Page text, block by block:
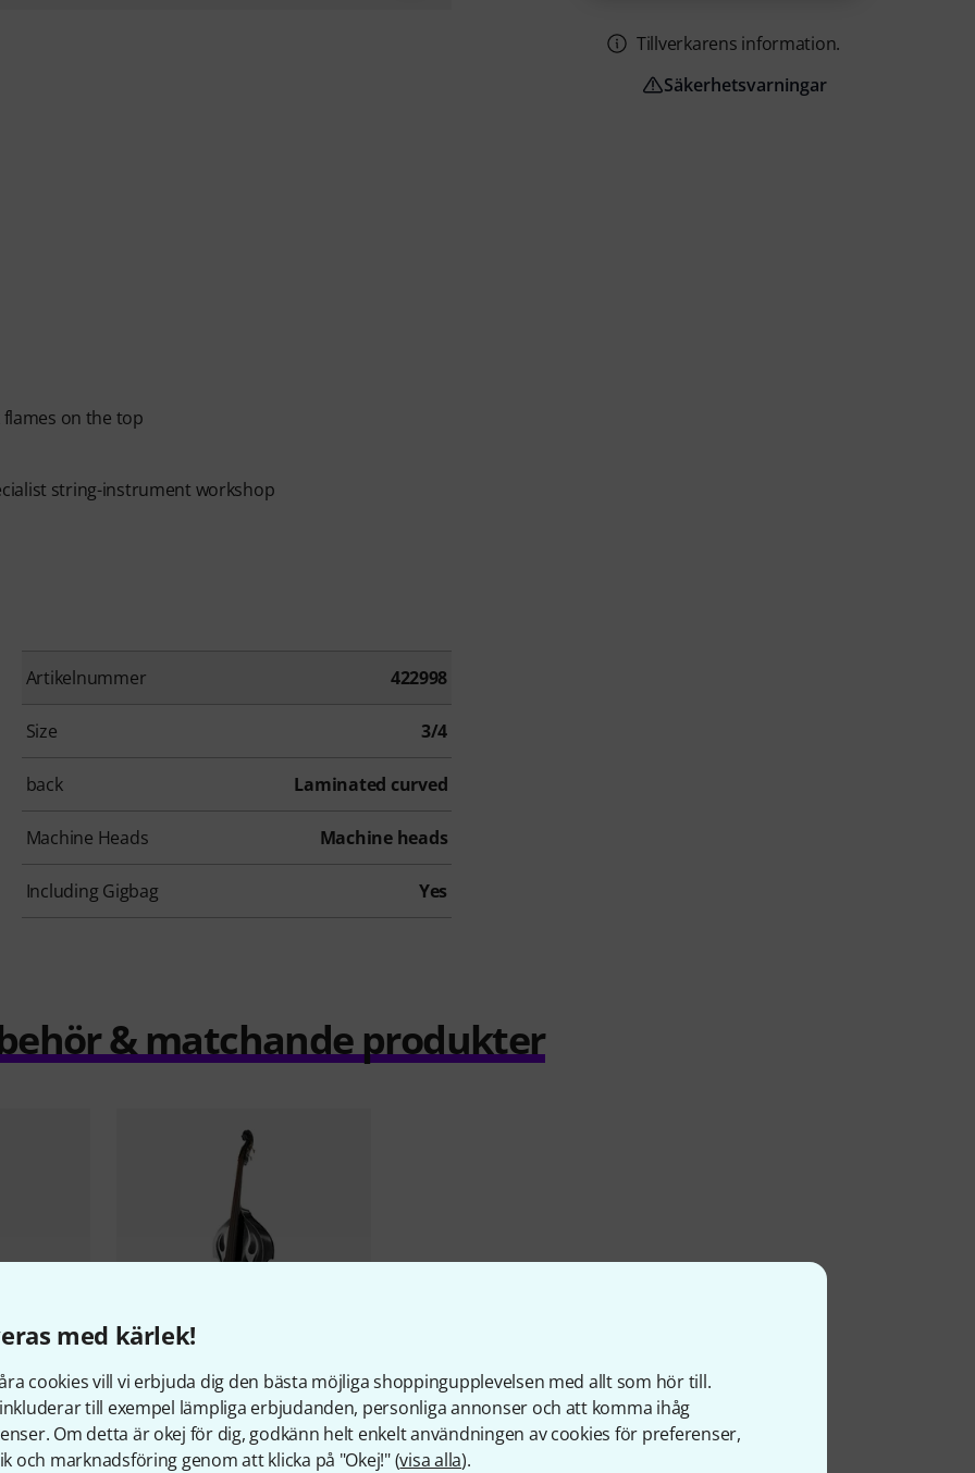
med kärlek!
cookies vill vi erbjuda dig den bästa möjliga shoppingupplevelsen med allt som hör till.
till exempel lämpliga erbjudanden, personliga annonser och att komma ihåg
Om detta är okej för dig, godkänn helt enkelt användningen av cookies för preferenser,
och marknadsföring genom att klicka på "Okej!" (visa alla).
on the top
string-instrument workshop
Artikelnummer 422998
Size 3/4
back Laminated curved
Machine Heads Machine heads
Including Gigbag Yes
Tillverkarens information.
Säkerhetsvarningar
& matchande produkter
Thomann Rockabilly Vintage
Flames BK/V
10 222 kr